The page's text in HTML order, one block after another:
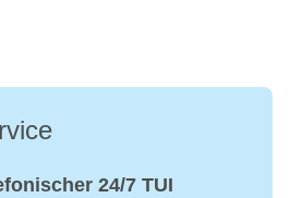
24/7 TUI